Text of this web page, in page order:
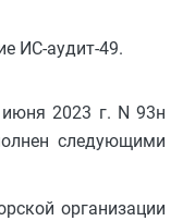
ИС-аудит-49.
2023 г. N 93н
следующими
организации